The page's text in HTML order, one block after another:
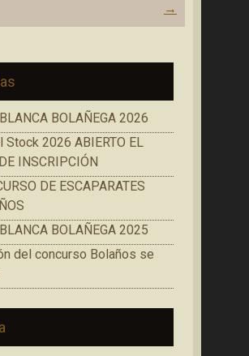
→
BOLAÑEGA 2026
Stock 2026 ABIERTO EL
INSCRIPCIÓN
DE ESCAPARATES
BOLAÑEGA 2025
del concurso Bolaños se